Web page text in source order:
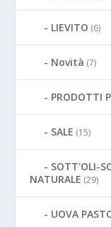
LIEVITO (6)
Novità (7)
PRODOTTI
SALE (15)
SOTT'OLI-
NATURALE (29)
UOVA